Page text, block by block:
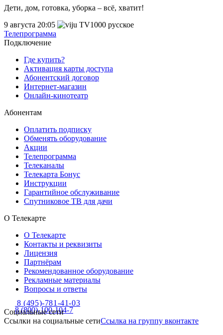
Дети, дом, готовка, уборка – всё, хватит!
9 августа 20:05
Телепрограмма
Подключение
Где купить?
Активация карты доступа
Абонентский договор
Интернет-магазин
Онлайн-кинотеатр
Абонентам
Оплатить подписку
Обменять оборудование
Акции
Телепрограмма
Телеканалы
Телекарта Бонус
Инструкции
Гарантийное обслуживание
Спутниковое ТВ для дачи
О Телекарте
О Телекарте
Контакты и реквизиты
Лицензия
Партнёрам
Рекомендованное оборудование
Рекламные материалы
Вопросы и ответы
8 (800)-100-104-7
8 (495)-781-41-03
Социальные сети
Ссылки на социальные сетиСсылка на группу вконтакте